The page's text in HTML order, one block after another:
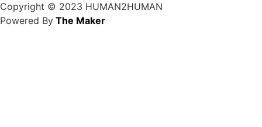
Copyright © 2023 HUMAN2HUMAN
Powered By The Maker